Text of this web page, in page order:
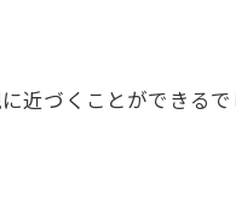
近づくことができるで